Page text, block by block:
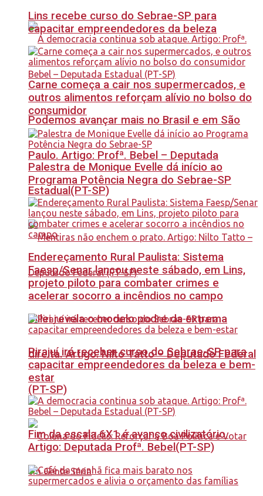
Podemos avançar mais no Brasil e em São
Paulo. Artigo: Profª. Bebel – Deputada
Estadual(PT-SP)
Milei revela o modelo podre da extrema
direita. Artigo: Nilto Tatto – Deputado Federal
(PT-SP)
Lins recebe curso do Sebrae-SP para
capacitar empreendedores da beleza
Carne começa a cair nos supermercados, e
outros alimentos reforçam alívio no bolso do
consumidor
Palestra de Monique Evelle dá início ao
Programa Potência Negra do Sebrae-SP
Endereçamento Rural Paulista: Sistema
Faesp/Senar lançou neste sábado, em Lins,
projeto piloto para combater crimes e
acelerar socorro a incêndios no campo
Pirajuí irá receber curso do Sebrae-SP para
capacitar empreendedores da beleza e bem-
estar
Fim da escala 6X1 é avanço civilizatório.
Artigo: Deputada Profª. Bebel(PT-SP)